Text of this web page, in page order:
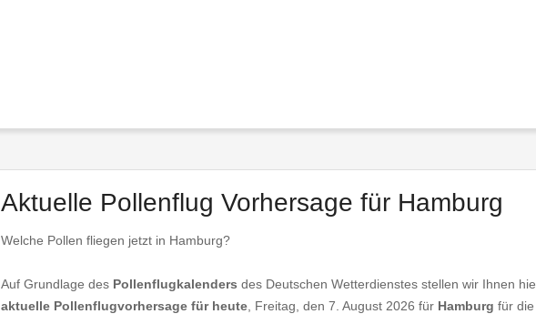
Aktuelle Pollenflug Vorhersage für Hamburg
Welche Pollen fliegen jetzt in Hamburg?
Auf Grundlage des Pollenflugkalenders des Deutschen Wetterdienstes stellen wir Ihnen
aktuelle Pollenflugvorhersage für heute , Freitag, den 7. August 2026 für Hamburg für die